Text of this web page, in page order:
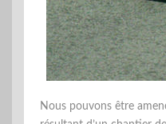
Nous pouvons être